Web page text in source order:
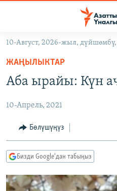
Навигацияга
өтүңүз
Издөөгө
салыңыз
КЫРГЫЗСТАН
КЫРГЫЗСТАН
САЯСАТ
ЭКОНОМИКА
ДҮЙНӨ
БОРБОР АЗИЯ
УКРАИНА
АТАЙЫН ИЛИКТӨӨ
БҮГҮН АЗАТТЫКТА
ЭКСПЕРТТЕР ТАЛДАЙТ
ПОДКАСТ
ӨЗГӨЧӨ ПИКИР
10-Август, 2026-жыл,
ЖАҢЫЛЫКТАР
Аба ырайы: Күн
10-Апрель, 2021
Бөлүшүңүз
Бизди Google'дан табыңыз